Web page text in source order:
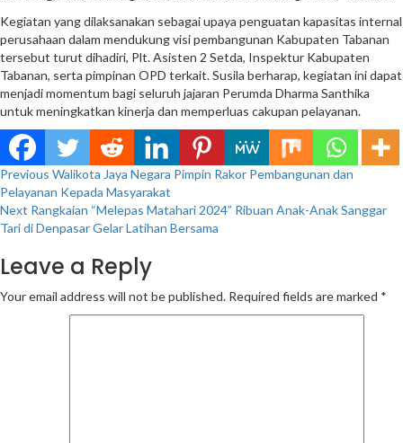
Kegiatan yang dilaksanakan sebagai upaya penguatan kapasitas internal
perusahaan dalam mendukung visi pembangunan Kabupaten Tabanan
tersebut turut dihadiri, Plt. Asisten 2 Setda, Inspektur Kabupaten
Tabanan, serta pimpinan OPD terkait. Susila berharap, kegiatan ini dapat
menjadi momentum bagi seluruh jajaran Perumda Dharma Santhika
untuk meningkatkan kinerja dan memperluas cakupan pelayanan.
Continue
Reading
Previous Walikota Jaya Negara Pimpin Rakor Pembangunan dan
Pelayanan Kepada Masyarakat
Next Rangkaian “Melepas Matahari 2024” Ribuan Anak-Anak Sanggar
Tari di Denpasar Gelar Latihan Bersama
Leave a Reply
Your email address will not be published. Required fields are marked *